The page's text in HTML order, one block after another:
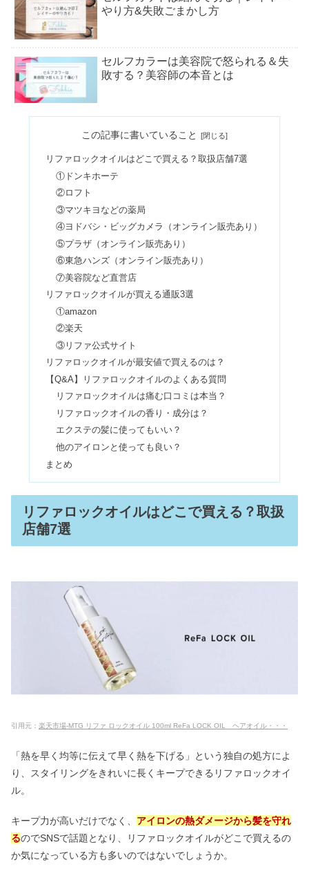
やり方&失敗ごまかし方
セルフカラーは美容院で怒られる＆失
敗する？美容師の本音とは
ブが似合う顔は丸顔？面長？
使うとどうなるか口コミ調査
極上はちみつ紅茶はカルディ以外どこ
で売ってる？成城石井の店舗は？
ミルクタッチのマスカラはどこに売っ
てる？パンダ目の口コミ・落とし方も
リファのアイロンは壊れやすい？痛
リファロックオイルは痛む？使い方や
痛まないコテ・カールアイロンおすす
め5選！安い&初心者向けも
って本当？種類別のおすすめ
クレイクリームシャンプーの悪い口コ
SHIROの香水が売ってる場所！ドン
キ・ロフト・Amazonどこで買える？
この記事に書いていること
リファロックオイルはどこで買える？取扱店舗7選
①ドンキホーテ
②ロフト
③マツキヨなどの薬局
④ヨドバシ・ビッグカメラ（オンライン販売あり）
⑤プラザ（オンライン販売あり）
⑥東急ハンズ（オンライン販売あり）
⑦美容院など直営店
リファロックオイルが買える通販3選
①amazon
②楽天
③リファ公式サイト
リファロックオイルが最安値で買えるのは？
【Q&A】リファロックオイルのよくある質問
リファロックオイルは痛む口コミは本当？
リファロックオイルの香り・成分は？
エクステの髪に使ってもいい？
他のアイロンと使っても良い？
まとめ
リファロックオイルはどこで買える？取扱
店舗7選
引用元： 楽天市場-MTG リファ ロックオイル 100ml ReFa LOCK OIL ヘアオイル・・・
「熱を早く均等に伝えて早く熱を下げる」という独自の処方によ
り、スタイリングをきれいに長くキープできるリファロックオイ
ル。
キープ力が高いだけでなく、 アイロンの熱ダメージから髪を守れ
るのでSNSで話題となり、リファロックオイルがどこで買えるの
か気になっている方も多いのではないでしょうか。